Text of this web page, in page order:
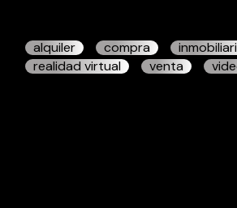
alquiler compra
realidad virtual
venta